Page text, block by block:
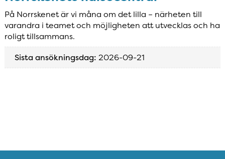
På Norrskenet är vi måna om det lilla – närheten till
varandra i teamet och möjligheten att utvecklas och ha
roligt tillsammans.
Sista ansökningsdag: 2026-09-21